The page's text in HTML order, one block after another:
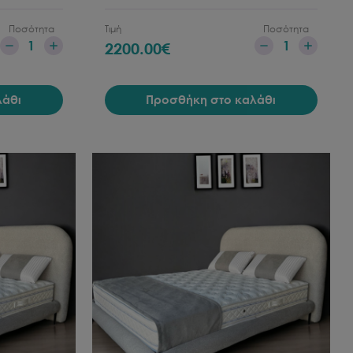
Ποσότητα
1
Τιμή
2200.00€
Ποσότητα
1
Προσθήκη στο καλάθι